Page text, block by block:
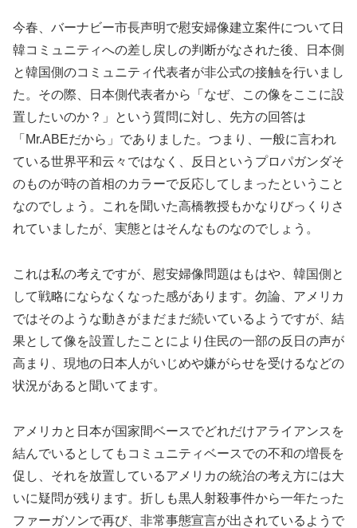
今春、バーナビー市長声明で慰安婦像建立案件について日
韓コミュニティへの差し戻しの判断がなされた後、日本側
と韓国側のコミュニティ代表者が非公式の接触を行いまし
た。その際、日本側代表者から「なぜ、この像をここに設
置したいのか？」という質問に対し、先方の回答は
「Mr.ABEだから」でありました。つまり、一般に言われ
ている世界平和云々ではなく、反日というプロパガンダそ
のものが時の首相のカラーで反応してしまったということ
なのでしょう。これを聞いた高橋教授もかなりびっくりさ
れていましたが、実態とはそんなものなのでしょう。
これは私の考えですが、慰安婦像問題はもはや、韓国側と
して戦略にならなくなった感があります。勿論、アメリカ
ではそのような動きがまだまだ続いているようですが、結
果として像を設置したことにより住民の一部の反日の声が
高まり、現地の日本人がいじめや嫌がらせを受けるなどの
状況があると聞いてます。
アメリカと日本が国家間ベースでどれだけアライアンスを
結んでいるとしてもコミュニティベースでの不和の増長を
促し、それを放置しているアメリカの統治の考え方には大
いに疑問が残ります。折しも黒人射殺事件から一年たった
ファーガソンで再び、非常事態宣言が出されているようで